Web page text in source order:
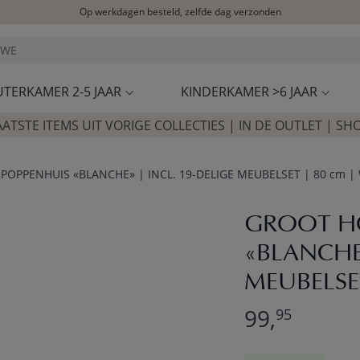
Op werkdagen besteld, zelfde dag verzonden
Klantbeoordelingen
4,25/5
2-5 JAAR KINDERKAMER >6 JAAR
ITEMS UIT VORIGE COLLECTIES | IN DE OUTLET |
«BLANCHE» | INCL. 19-DELIGE MEUBELSET | 80 cm |
GROOT
99,95